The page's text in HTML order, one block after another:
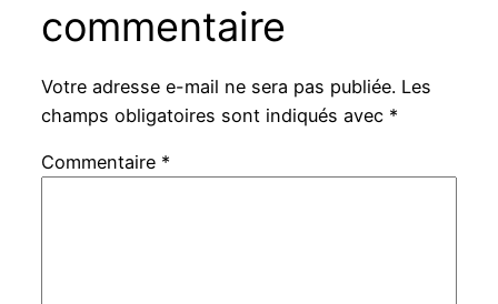
commentaire
Votre adresse e-mail ne sera pas publiée. Les
champs obligatoires sont indiqués avec *
Commentaire *